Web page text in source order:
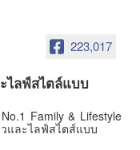
223,017
ไลฟ์สไตล์แบบ
Family & Lifestyle
วและไลฟ์สไตส์แบบ